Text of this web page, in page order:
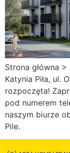
Strona główna
Katynia Piła, ul.
rozpoczęta!
pod numerem
naszym biurze
Pile.